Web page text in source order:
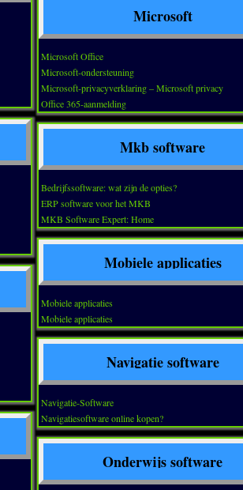
Microsoft
Microsoft Office
Microsoft-ondersteuning
Microsoft-privacyverklaring – Microsoft privacy
Office 365-aanmelding
Mkb software
Bedrijfssoftware: wat zijn de opties?
ERP software voor het MKB
MKB Software Expert: Home
Mobiele applicaties
Mobiele applicaties
Mobiele applicaties
Navigatie software
Navigatie-Software
Navigatiesoftware online kopen?
Onderwijs software